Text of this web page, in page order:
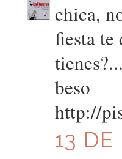
chica,
fiesta te
tienes?...
beso
http://
13